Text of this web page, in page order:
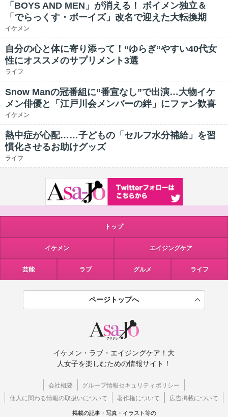
「BOYS AND MEN」が消える！ ボイメン独立＆
「でらっくす・ボーイズ」改名で迎えた大転換期
イケメン
自分の心と体に寄り添って！“ゆらぎ”やすい40代女
性にオススメのサプリメント3選
ライフ
Snow Manの冠番組に“番宣なし”で出演…大物イケ
メン俳優と「江戸川会メンバーの絆」にファン歓喜
イケメン
熱中症が心配……子どもの「セルフ水分補給」を習
慣化させるお助けグッズ
ライフ
トップ
イケメン エイジングケア
芸能 ラブ グルメ ライフ
ページトップへ
イケメン・ラブ・エイジングケア！大
人女子を楽しむための情報サイト！
会社概要
グループ情報セキュリティポリシー
個人に関わる情報の取扱いについて
著作権について 広告掲載について
掲載の記事・写真・イラスト等の